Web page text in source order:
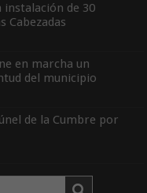
de 30
Cabezadas
en marcha un
del municipio
de la Cumbre por